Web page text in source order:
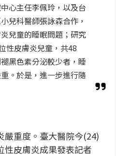
心主任李佩玲，以及台
兒科醫師張詠森合作，
兒童的睡眠問題；研究
性皮膚炎兒童，共48
黑色素分泌較少者，睡
。於是，進一步進行隨
嚴重度。臺大醫院今(24)
性皮膚炎成果發表記者